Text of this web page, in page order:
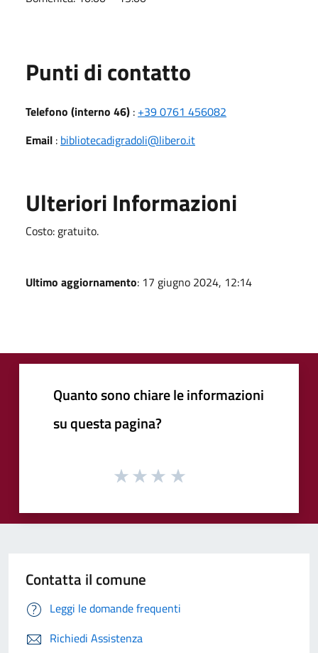
Punti di contatto
Telefono (interno 46) : +39 0761 456082
Email : bibliotecadigradoli@libero.it
Ulteriori Informazioni
Costo: gratuito.
Ultimo aggiornamento: 17 giugno 2024, 12:14
Quanto sono chiare le informazioni
su questa pagina?
Contatta il comune
Leggi le domande frequenti
Richiedi Assistenza